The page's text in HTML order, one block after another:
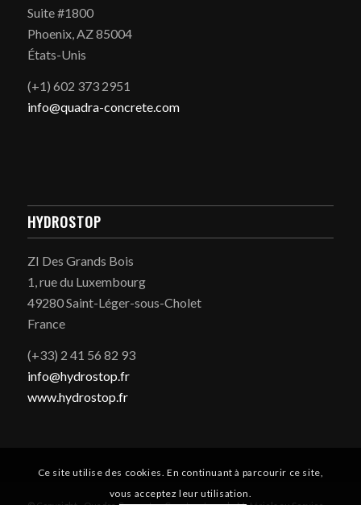
Suite #1800
Phoenix, AZ 85004
États-Unis
(+1) 602 373 2951
info@quadra-concrete.com
HYDROSTOP
ZI Des Grands Bois
1, rue du Luxembourg
49280 Saint-Léger-sous-Cholet
France
(+33) 2 41 56 82 93
info@hydrostop.fr
www.hydrostop.fr
Ce site utilise des cookies. En continuant à parcourir ce site,
vous acceptez leur utilisation.